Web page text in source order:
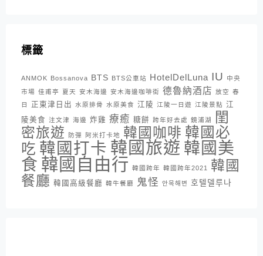
標籤
ANMOK Bossanova BTS BTS公車站 HotelDelLuna IU
中央
市場 佳甫亭 夏天 安木海邊 安木海邊咖啡街 德魯納酒店 放空 春
日
正東津日出 水原排骨 水原美食 江陵 江陵一日遊 江陵景點 江
陵美食 注文津 海邊 炸雞 療癒 糖餅 跨年好去處 鏡浦湖
閨
密旅遊
防彈 阿米打卡地 韓國咖啡 韓國必
吃 韓國打卡 韓國旅遊 韓國美
食 韓國自由行 韓國跨年 韓國跨年2021 韓國
餐廳 韓國高級餐廳 韓牛餐廳 鬼怪 안목해변 호텔델루나